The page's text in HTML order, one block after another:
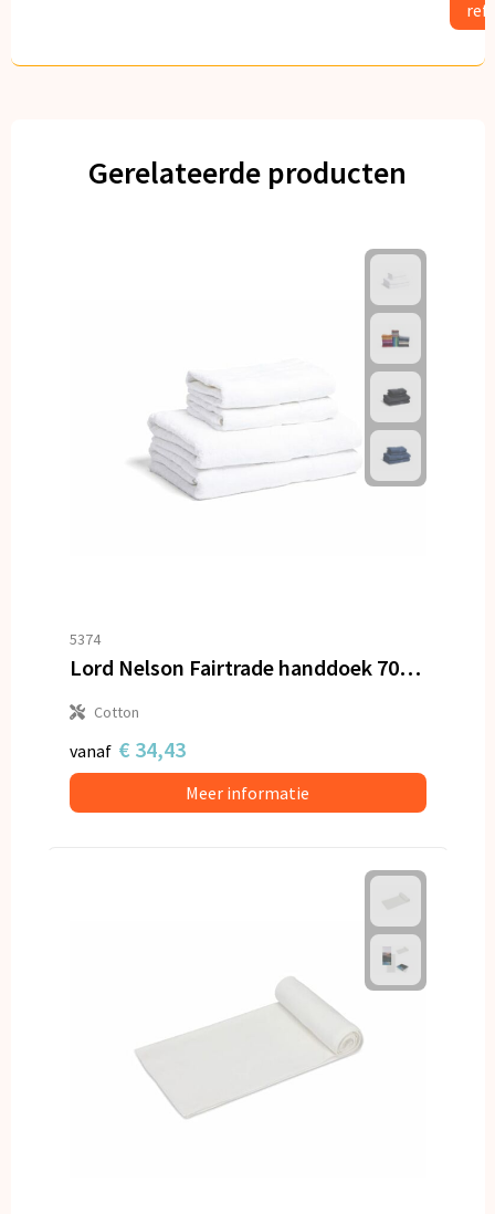
Gerelateerde producten
5374
Lord Nelson Fairtrade handdoek 70x130cm set van 3
Cotton
vanaf € 34,43
Meer informatie